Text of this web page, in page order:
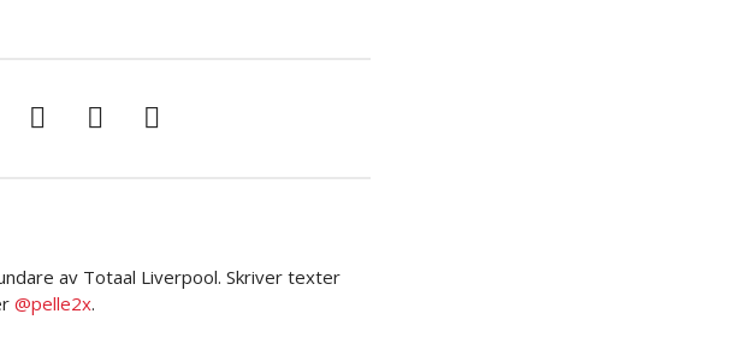
TwitterE-
post
av Totaal Liverpool. Skriver texter
@pelle2x.